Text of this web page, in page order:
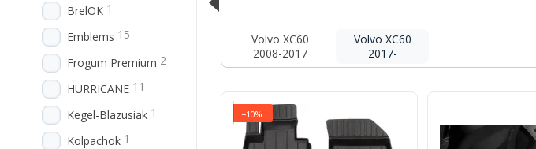
Volvo XC60
2008-2017
Volvo XC60
2017-
−10%
BrelOK 1
Emblems 15
Frogum Premium 2
HURRICANE 11
Kegel-Blazusiak 1
Kolpachok 1